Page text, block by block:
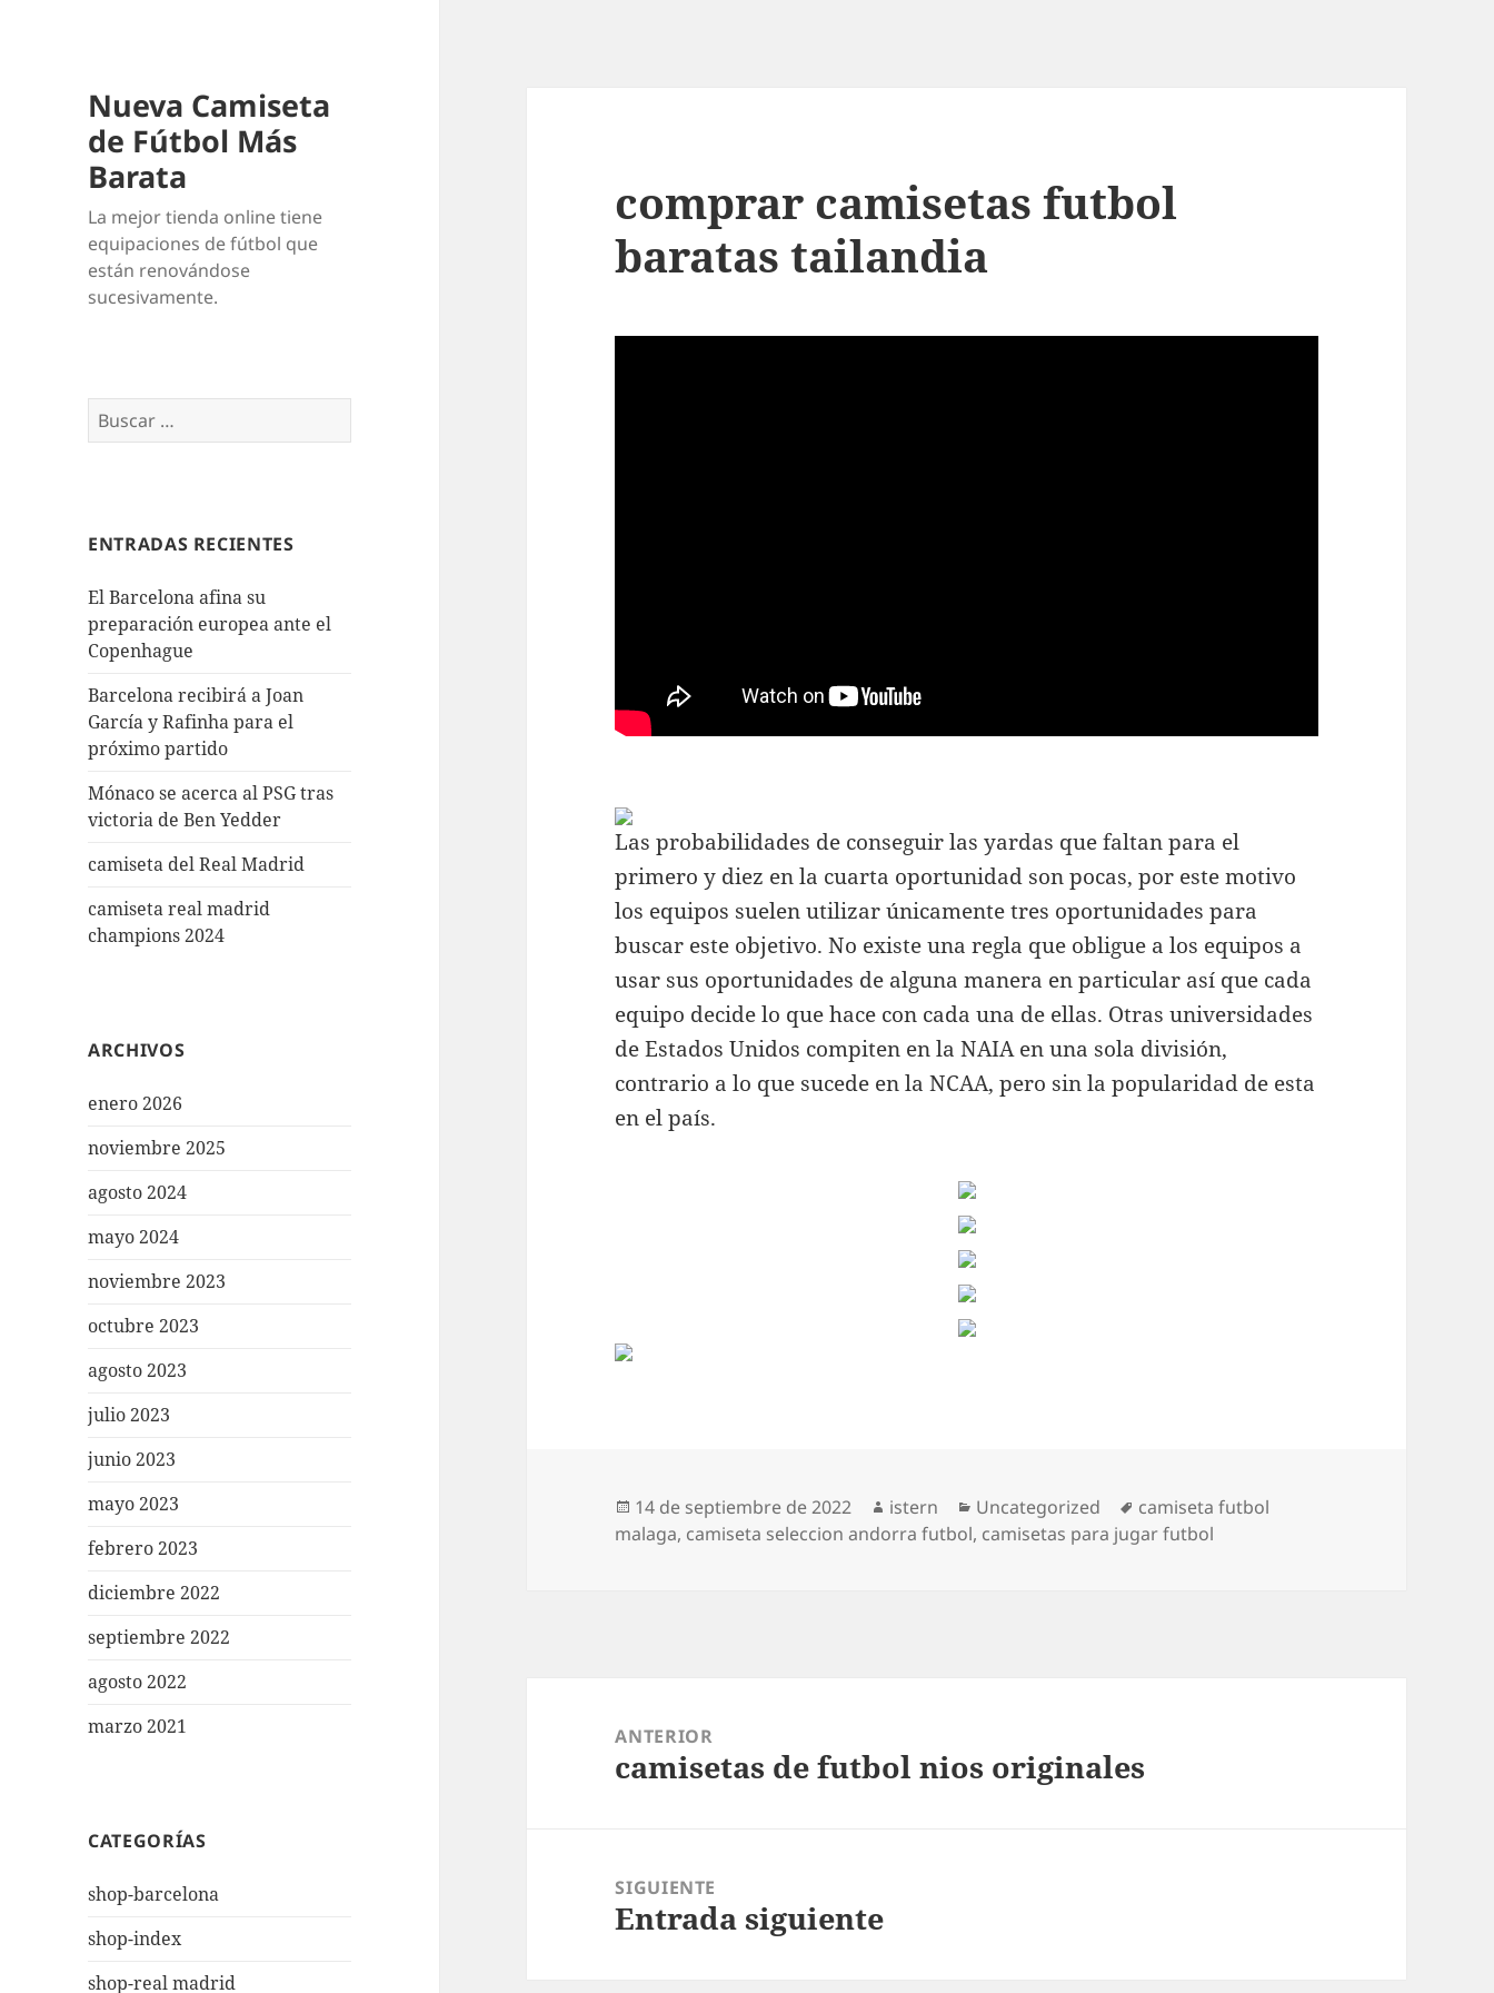
Nueva Camiseta
de Fútbol Más
Barata
La mejor tienda online tiene
equipaciones de fútbol que
están renovándose
sucesivamente.
Buscar:
ENTRADAS RECIENTES
El Barcelona afina su
preparación europea ante el
Copenhague
Barcelona recibirá a Joan
García y Rafinha para el
próximo partido
Mónaco se acerca al PSG tras
victoria de Ben Yedder
camiseta del Real Madrid
camiseta real madrid
champions 2024
ARCHIVOS
enero 2026
noviembre 2025
agosto 2024
mayo 2024
noviembre 2023
octubre 2023
agosto 2023
julio 2023
junio 2023
mayo 2023
febrero 2023
diciembre 2022
septiembre 2022
agosto 2022
marzo 2021
CATEGORÍAS
shop-barcelona
shop-index
shop-real madrid
comprar camisetas futbol
baratas tailandia
Las probabilidades de conseguir las yardas que faltan para el
primero y diez en la cuarta oportunidad son pocas, por este motivo
los equipos suelen utilizar únicamente tres oportunidades para
buscar este objetivo. No existe una regla que obligue a los equipos a
usar sus oportunidades de alguna manera en particular así que cada
equipo decide lo que hace con cada una de ellas. Otras universidades
de Estados Unidos compiten en la NAIA en una sola división,
contrario a lo que sucede en la NCAA, pero sin la popularidad de esta
en el país.
Publicado
el
14 de septiembre de 2022 Autor
istern Categorías
Uncategorized Etiquetas
camiseta futbol
malaga, camiseta seleccion andorra futbol, camisetas para jugar futbol
entradas
ANTERIOR
Entrada
camisetas de futbol nios originales
SIGUIENTE
Entrada
Entrada siguiente